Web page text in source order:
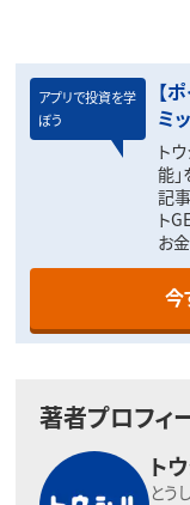
アプリで投資を学
ぼう
【
ミ
ト
能
記
ト
お
今
著者プロフィ
ト
とう